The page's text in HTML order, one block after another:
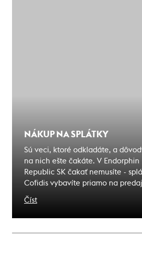
NÁKUP NA SPLÁTKY
Sú veci, ktoré odkladáte, a
na nich ešte čakáte. V Endorphin
Republic SK čakať nemusíte -
Cofidis vybavíte priamo na
odídete s tým, čo ste si vybrali.
ktoré čakáte sú bližšie, ako si
Číst